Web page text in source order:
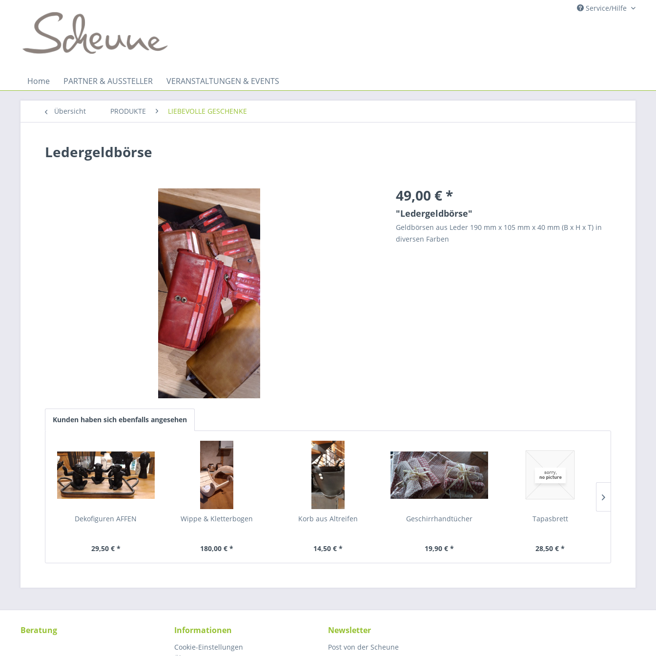
Service/Hilfe
Home PARTNER & AUSSTELLER VERANSTALTUNGEN & EVENTS
Übersicht PRODUKTE LIEBEVOLLE GESCHENKE
Ledergeldbörse
49,00 € *
"Ledergeldbörse"
Geldbörsen aus Leder 190 mm x 105 mm x 40 mm (B x H x T) in
diversen Farben
Kunden haben sich ebenfalls angesehen
Dekofiguren AFFEN
29,50 € *
Wippe & Kletterbogen
180,00 € *
Korb aus Altreifen
14,50 € *
Geschirrhandtücher
19,90 € *
Tapasbrett
28,50 € *
Beratung Informationen
Cookie-Einstellungen
Newsletter
Post von der Scheune